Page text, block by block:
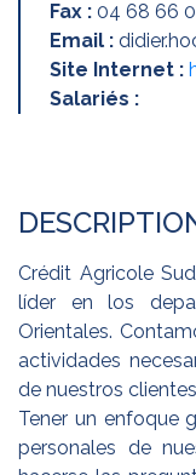
Fax : 04 68 66
Email :
Site Internet :
Salariés :
Crédit Agricole
líder en los
Orientales.
actividades
de nuestros
Tener un enfoque
personales de